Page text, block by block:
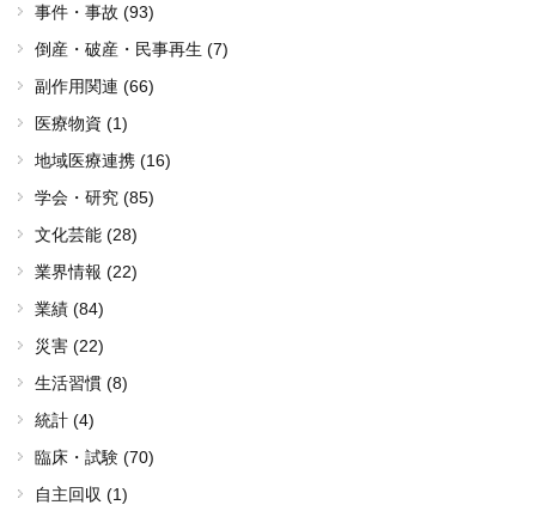
事件・事故 (93)
倒産・破産・民事再生 (7)
副作用関連 (66)
医療物資 (1)
地域医療連携 (16)
学会・研究 (85)
文化芸能 (28)
業界情報 (22)
業績 (84)
災害 (22)
生活習慣 (8)
統計 (4)
臨床・試験 (70)
自主回収 (1)